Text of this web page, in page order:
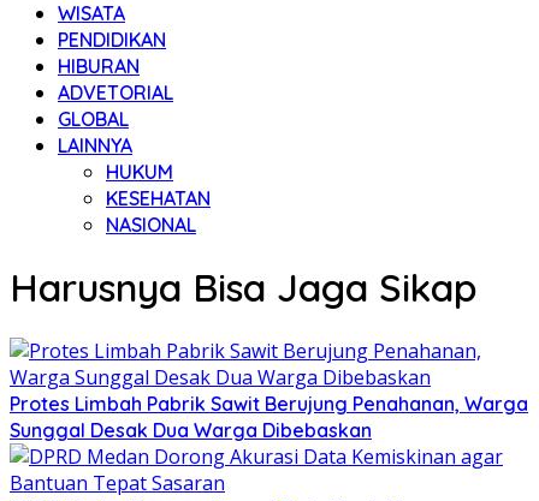
WISATA
PENDIDIKAN
HIBURAN
ADVETORIAL
GLOBAL
LAINNYA
HUKUM
KESEHATAN
NASIONAL
Harusnya Bisa Jaga Sikap
Protes Limbah Pabrik Sawit Berujung Penahanan, Warga
Sunggal Desak Dua Warga Dibebaskan